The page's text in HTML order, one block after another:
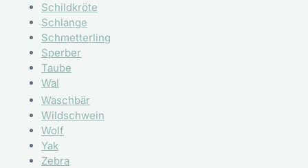
Schildkröte
Schlange
Schmetterling
Sperber
Taube
Wal
Waschbär
Wildschwein
Wolf
Yak
Zebra